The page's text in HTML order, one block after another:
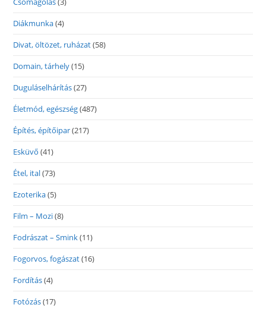
Diákmunka(4)
Divat, öltözet, ruházat(58)
Domain, tárhely(15)
Duguláselhárítás(27)
Életmód, egészség(487)
Építés, építőipar(217)
Esküvő (41)
Étel, ital(73)
Ezoterika(5)
Film – Mozi(8)
Fodrászat – Smink(11)
Fogorvos, fogászat(16)
Fordítás(4)
Fotózás(17)